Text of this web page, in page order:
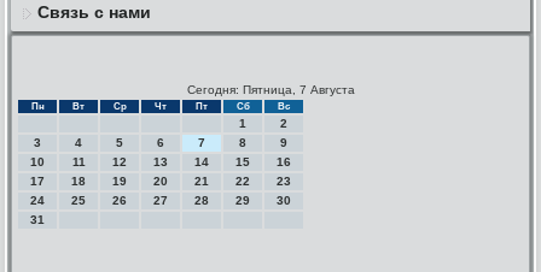
Связь с нами
Сегодня: Пятница, 7 Августа
Пн Вт Ср Чт Пт Сб Вс
1
2
3
4 5 6 7 8
9
10
11 12 13 14 15
16
17
18 19 20 21 22
23
24
25 26 27 28 29
30
31